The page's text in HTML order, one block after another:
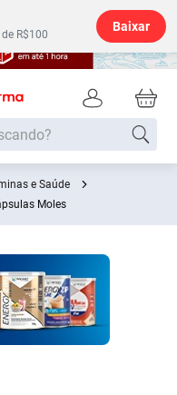
R$100
Baixar
e Saúde
Moles